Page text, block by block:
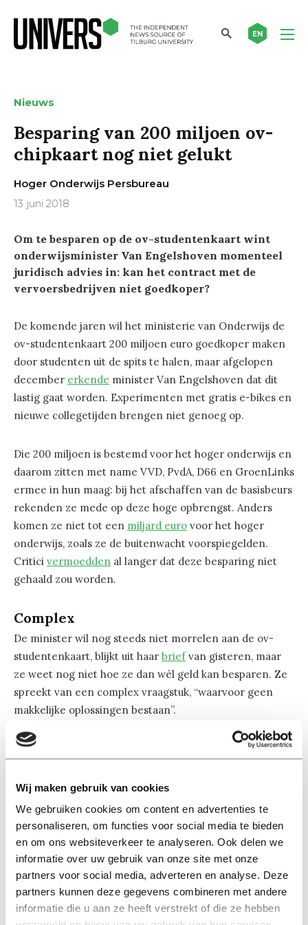
Wij maken gebruik van cookies
We gebruiken cookies om content en advertenties te
personaliseren, om functies voor social media te bieden
en om ons websiteverkeer te analyseren. Ook delen we
informatie over uw gebruik van onze site met onze
partners voor social media, adverteren en analyse. Deze
partners kunnen deze gegevens combineren met andere
informatie die u aan ze heeft verstrekt of die ze hebben
EN
Nieuws
Besparing van 200 miljoen ov-
chipkaart nog niet gelukt
Hoger Onderwijs Persbureau
13 juni 2018
Om te besparen op de ov-studentenkaart wint
onderwijsminister Van Engelshoven momenteel
juridisch advies in: kan het contract met de
vervoersbedrijven niet goedkoper?
De komende jaren wil het ministerie van Onderwijs de
ov-studentenkaart 200 miljoen euro goedkoper maken
door studenten uit de spits te halen, maar afgelopen
december erkende minister Van Engelshoven dat dit
lastig gaat worden. Experimenten met gratis e-bikes en
nieuwe collegetijden brengen niet genoeg op.
Die 200 miljoen is bestemd voor het hoger onderwijs en
daarom zitten met name VVD, PvdA, D66 en GroenLinks
ermee in hun maag: bij het afschaffen van de basisbeurs
rekenden ze mede op deze hoge opbrengst. Anders
komen ze niet tot een miljard euro voor het hoger
onderwijs, zoals ze de buitenwacht voorspiegelden.
Critici vermoedden al langer dat deze besparing niet
gehaald zou worden.
Complex
De minister wil nog steeds niet morrelen aan de ov-
studentenkaart, blijkt uit haar briefvan gisteren, maar
ze weet nog niet hoe ze dan wél geld kan besparen. Ze
spreekt van een complex vraagstuk, “waarvoor geen
makkelijke oplossingen bestaan”.
Ze kan niet zomaar tegen de vervoersbedrijven zeggen
uit: het ministerie heeft immers een contract. “Over de
eventuele juridische mogelijkheden om rondom dit
contract een besparing te realiseren, win ik momenteel
advies in”, schrijft ze.
HOP, Bas Belleman